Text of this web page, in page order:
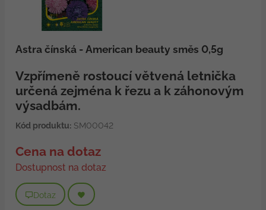
Astra čínská - American beauty směs 0,5g
Vzpřímeně rostoucí větvená letnička
určená zejména k řezu a k záhonovým
výsadbám.
Kód produktu:SM00042
Cena na dotaz
Dostupnost na dotaz
Dotaz